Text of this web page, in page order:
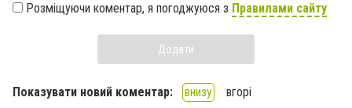
Розміщуючи коментар, я погоджуюся з Правилами сайту
Додати
Показувати новий коментар: внизу вгорі